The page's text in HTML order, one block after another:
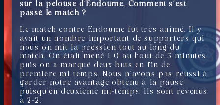
sur la pelouse d’Endoume. Comment s’est
passé le match ?
Le match contre Endoume fut très animé. Il y
avait un nombre important de supporters qui
nous on mit la pression tout au long du
match. On était mené 1-0 au bout de 5 minutes,
puis on a marqué deux buts en fin de
première mi-temps. Nous n’avons pas réussi à
garder notre avantage obtenu à la pause
puisqu’en deuxième mi-temps, ils sont revenus
à 2-2.